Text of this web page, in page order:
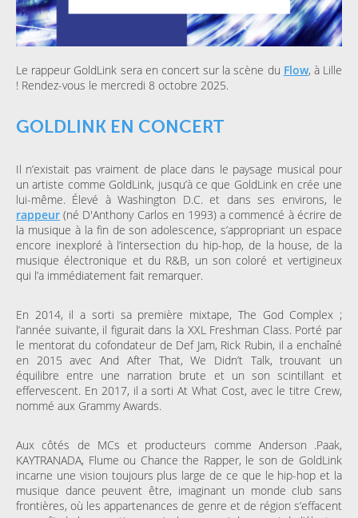
Le rappeur GoldLink sera en concert sur la scène du Flow, à Lille
! Rendez-vous le mercredi 8 octobre 2025.
GOLDLINK EN CONCERT
Il n’existait pas vraiment de place dans le paysage musical pour
un artiste comme GoldLink, jusqu’à ce que GoldLink en crée une
lui-même. Élevé à Washington D.C. et dans ses environs, le
rappeur (né D'Anthony Carlos en 1993) a commencé à écrire de
la musique à la fin de son adolescence, s’appropriant un espace
encore inexploré à l’intersection du hip-hop, de la house, de la
musique électronique et du R&B, un son coloré et vertigineux
qui l’a immédiatement fait remarquer.
En 2014, il a sorti sa première mixtape, The God Complex ;
l’année suivante, il figurait dans la XXL Freshman Class. Porté par
le mentorat du cofondateur de Def Jam, Rick Rubin, il a enchaîné
en 2015 avec And After That, We Didn’t Talk, trouvant un
équilibre entre une narration brute et un son scintillant et
effervescent. En 2017, il a sorti At What Cost, avec le titre Crew,
nommé aux Grammy Awards.
Aux côtés de MCs et producteurs comme Anderson .Paak,
KAYTRANADA, Flume ou Chance the Rapper, le son de GoldLink
incarne une vision toujours plus large de ce que le hip-hop et la
musique dance peuvent être, imaginant un monde club sans
frontières, où les appartenances de genre et de région s’effacent